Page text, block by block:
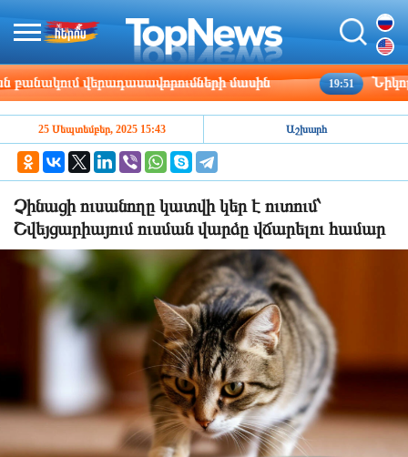
վերադասավորումների մասին 19:51 Նիկոլայ
25 Սեպտեմբեր, 2025 15:43 Աշխարհ
Չինացի ուսանողը կատվի կեր է ուտում՝
Շվեյցարիայում ուսման վարձը վճարելու համար